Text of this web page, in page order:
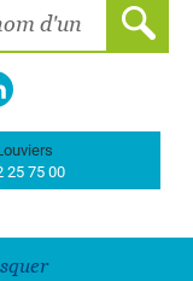
25 75 00
Hurabielle